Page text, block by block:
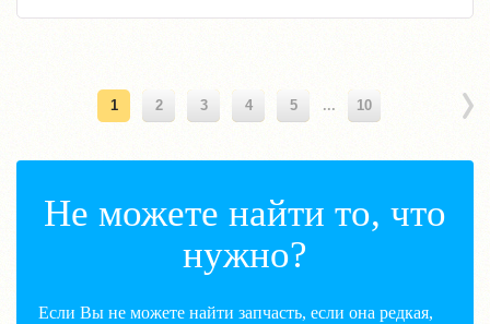
1 2 3 4 5 ... 10
Не можете найти то, что
нужно?
Если Вы не можете найти запчасть, если она редкая,